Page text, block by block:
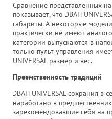
Сравнение представленных
показывает, что ЭВАН
габариты. А некоторые
практически не имеют
категории выпускаются в
только пульт управления
UNIVERSAL размер и вес.
Преемственность традиций
ЭВАН UNIVERSAL сохранил в
наработано в
зарекомендовавшие себя на